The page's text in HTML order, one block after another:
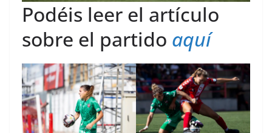
Podéis leer el artículo
sobre el partido aquí